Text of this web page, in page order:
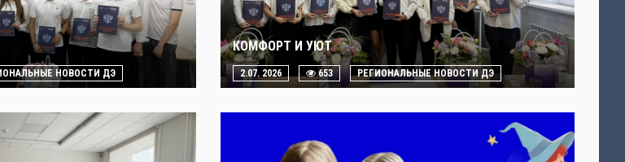
НОВОСТИ ДЭ
КОМФОРТ И УЮТ
2.07. 2026 653 РЕГИОНАЛЬНЫЕ НОВОСТИ ДЭ